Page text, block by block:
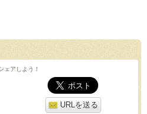
ェアしよう！
URLを送る